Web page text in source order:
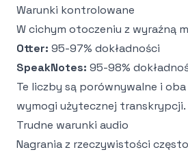
Warunki kontrolowane
W cichym otoczeniu z wyraźną
Otter: 95-97% dokładności
SpeakNotes: 95-98%
Te liczby są porównywalne i
wymogi użytecznej transkrypcji.
Trudne warunki audio
Nagrania z rzeczywistości